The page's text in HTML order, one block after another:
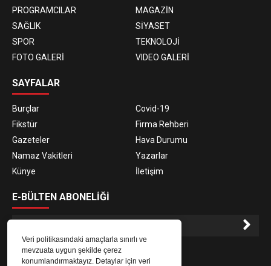
Veri politikasındaki amaçlarla sınırlı ve
mevzuata uygun şekilde çerez
konumlandırmaktayız. Detaylar için veri
PROGRAMCILAR
MAGAZİN
SAĞLIK
SİYASET
SPOR
TEKNOLOJİ
FOTO GALERİ
VIDEO GALERİ
SAYFALAR
Burçlar
Covid-19
Fikstür
Firma Rehberi
Gazeteler
Hava Durumu
Namaz Vakitleri
Yazarlar
Künye
İletişim
E-BÜLTEN ABONELİĞİ
E-Bülten aboneliği ile haberlere daha hızlı erişin.